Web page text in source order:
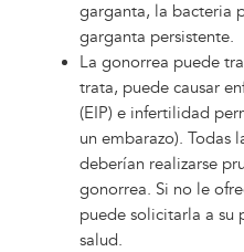
garganta, la bacteria
garganta persistente.
La gonorrea puede
trata, puede causar
(EIP) e infertilidad
un embarazo). Todas
deberían realizarse
gonorrea. Si no le
puede solicitarla a su
salud.